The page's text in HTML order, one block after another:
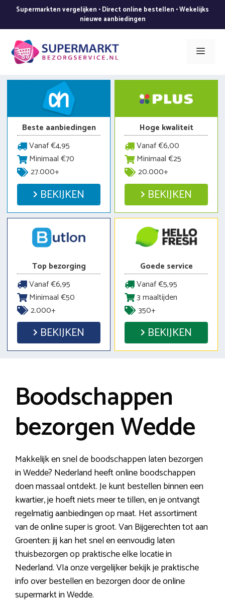
de
inhoud
Supermarkten vergelijken • Direct online bestellen • Wekelijks
nieuwe aanbiedingen
Menu
Beste aanbiedingen
Vanaf €4,95
Minimaal €70
27.000+
BEKIJKEN
Hoge kwaliteit
Vanaf €6,00
Minimaal €25
20.000+
BEKIJKEN
Top bezorging
Vanaf €6,95
Minimaal €50
2.000+
BEKIJKEN
Goede service
Vanaf €5,95
3 maaltijden
350+
BEKIJKEN
Boodschappen
bezorgen Wedde
Makkelijk en snel de boodschappen laten bezorgen
in Wedde? Nederland heeft online boodschappen
doen massaal ontdekt. Je kunt bestellen binnen een
kwartier, je hoeft niets meer te tillen, en je ontvangt
regelmatig aanbiedingen op maat. Het assortiment
van de online super is groot. Van Bijgerechten tot aan
Groenten: jij kan het snel en eenvoudig laten
thuisbezorgen op praktische elke locatie in
Nederland. VIa onze vergelijker bekijk je praktische
info over bestellen en bezorgen door de online
supermarkt in Wedde.